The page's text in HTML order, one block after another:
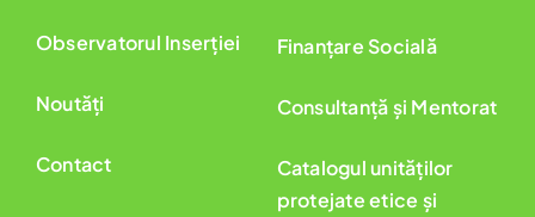
Observatorul Inserției
Noutăți
Contact
Finanțare Socială
Consultanță și Mentorat
Catalogul unităților
protejate etice și